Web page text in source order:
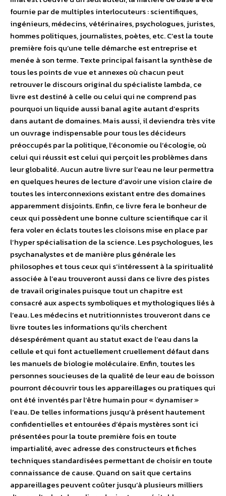
fournie par de multiples interlocuteurs : scientifiques,
ingénieurs, médecins, vétérinaires, psychologues, juristes,
hommes politiques, journalistes, poètes, etc. C’est la toute
première fois qu’une telle démarche est entreprise et
menée à son terme. Texte principal faisant la synthèse de
tous les points de vue et annexes où chacun peut
retrouver le discours original du spécialiste lambda, ce
livre est destiné à celle ou celui qui ne comprend pas
pourquoi un liquide aussi banal agite autant d’esprits
dans autant de domaines. Mais aussi, il deviendra très vite
un ouvrage indispensable pour tous les décideurs
préoccupés par la politique, l’économie ou l’écologie, où
celui qui réussit est celui qui perçoit les problèmes dans
leur globalité. Aucun autre livre sur l’eau ne leur permettra
en quelques heures de lecture d’avoir une vision claire de
toutes les interconnexions existant entre des domaines
apparemment disjoints. Enfin, ce livre fera le bonheur de
ceux qui possèdent une bonne culture scientifique car il
fera voler en éclats toutes les cloisons mise en place par
l’hyper spécialisation de la science. Les psychologues, les
psychanalystes et de manière plus générale les
philosophes et tous ceux qui s’intéressent à la spiritualité
associée à l’eau trouveront aussi dans ce livre des pistes
de travail originales puisque tout un chapitre est
consacré aux aspects symboliques et mythologiques liés à
l’eau. Les médecins et nutritionnistes trouveront dans ce
livre toutes les informations qu’ils cherchent
désespérément quant au statut exact de l’eau dans la
cellule et qui font actuellement cruellement défaut dans
les manuels de biologie moléculaire. Enfin, toutes les
personnes soucieuses de la qualité de leur eau de boisson
pourront découvrir tous les appareillages ou pratiques qui
ont été inventés par l’être humain pour « dynamiser »
l’eau. De telles informations jusqu’à présent hautement
confidentielles et entourées d’épais mystères sont ici
présentées pour la toute première fois en toute
impartialité, avec adresse des constructeurs et fiches
techniques standardisées permettant de choisir en toute
connaissance de cause. Quand on sait que certains
appareillages peuvent coûter jusqu’à plusieurs milliers